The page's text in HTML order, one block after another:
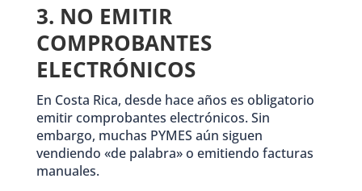
3. NO EMITIR
COMPROBANTES
ELECTRÓNICOS
En Costa Rica, desde hace años es obligatorio
emitir comprobantes electrónicos. Sin
embargo, muchas PYMES aún siguen
vendiendo «de palabra» o emitiendo facturas
manuales.